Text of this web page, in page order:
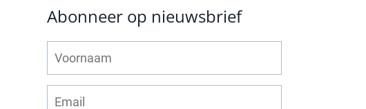
Abonneer op nieuwsbrief